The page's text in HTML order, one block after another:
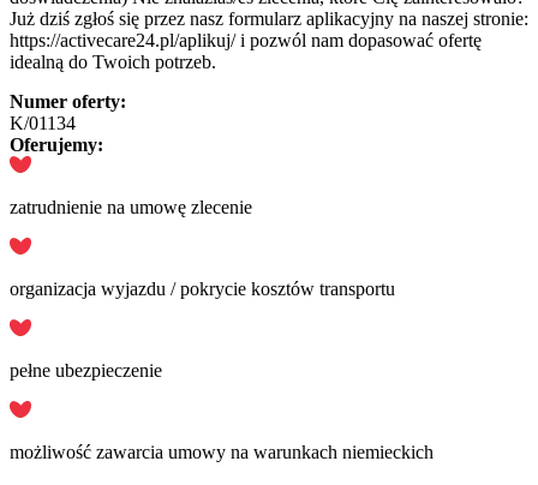
Już dziś zgłoś się przez nasz formularz aplikacyjny na naszej stronie:
https://activecare24.pl/aplikuj/ i pozwól nam dopasować ofertę
idealną do Twoich potrzeb.
Numer oferty:
K/01134
Oferujemy:
zatrudnienie na umowę zlecenie
organizacja wyjazdu / pokrycie kosztów transportu
pełne ubezpieczenie
możliwość zawarcia umowy na warunkach niemieckich